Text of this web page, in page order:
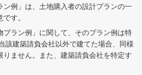
ン例」は、土地購入者の設計プランの一
す。
プラン例」に関して、そのプラン例は特
該建築請負会社以外で建てた場合、同様
ません。また、建築請負会社を特定す